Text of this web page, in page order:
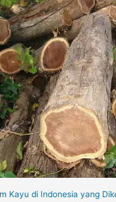
Kayu di Indonesia yang